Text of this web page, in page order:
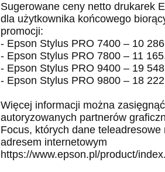
Sugerowane ceny netto drukarek
dla użytkownika końcowego
promocji:
- Epson Stylus PRO 7400 – 10
- Epson Stylus PRO 7800 – 11
- Epson Stylus PRO 9400 – 19
- Epson Stylus PRO 9800 – 18
Więcej informacji można
autoryzowanych partnerów
Focus, których dane teleadresowe
adresem internetowym
https://www.epson.pl/product/